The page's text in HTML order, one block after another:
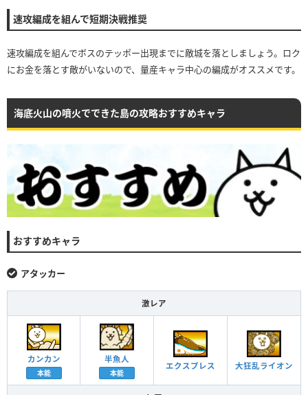
速攻編成を組んで短期決戦推奨
速攻編成を組んでボスのテッポー出現までに敵城を落としましょう。ロク
にお金を落とす敵がいないので、量産キャラ中心の編成がオススメです。
海底火山の噴火でできた島の攻略おすすめキャラ
おすすめキャラ
アタッカー
激レア
カンカン
本能
半魚人
本能
エクスプレス 大狂乱ライオン